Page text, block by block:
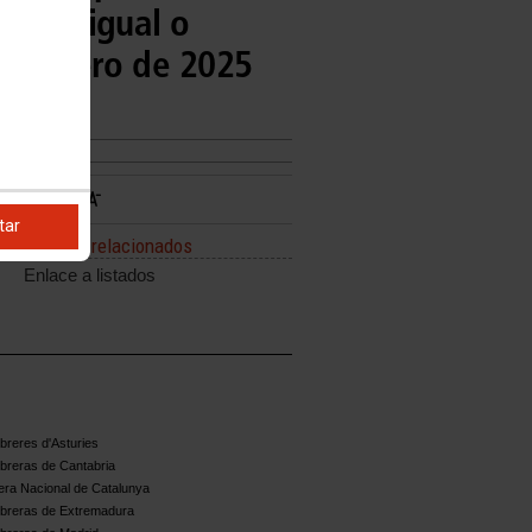
igual o
de 2025
Enlaces relacionados
Enlace a listados
d'Asturies
de Cantabria
Nacional de Catalunya
de Extremadura